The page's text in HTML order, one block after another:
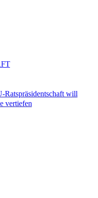
Ratspräsidentschaft will
vertiefen